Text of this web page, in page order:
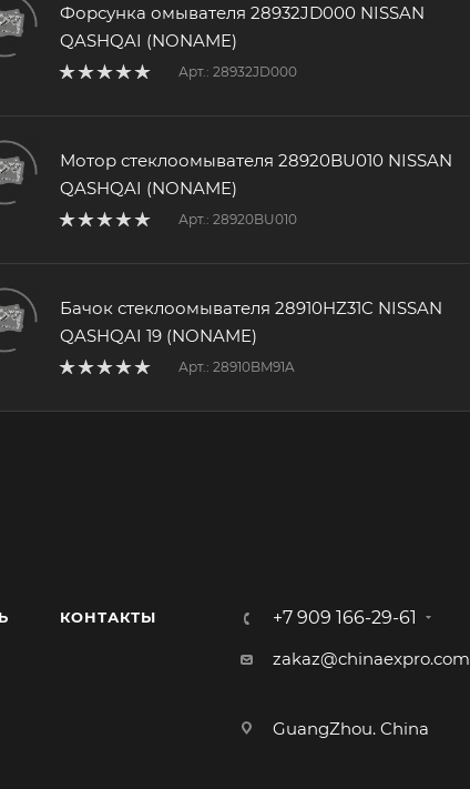
Форсунка омывателя 28932JD000 NISSAN
QASHQAI (NONAME)
Арт.: 28932JD000
Мотор стеклоомывателя 28920BU010 NISSAN
QASHQAI (NONAME)
Арт.: 28920BU010
Бачок стеклоомывателя 28910HZ31C NISSAN
QASHQAI 19 (NONAME)
Арт.: 28910BM91A
КОНТАКТЫ
+7 909 166-29-61
zakaz@chinaexpro.com
GuangZhou. China